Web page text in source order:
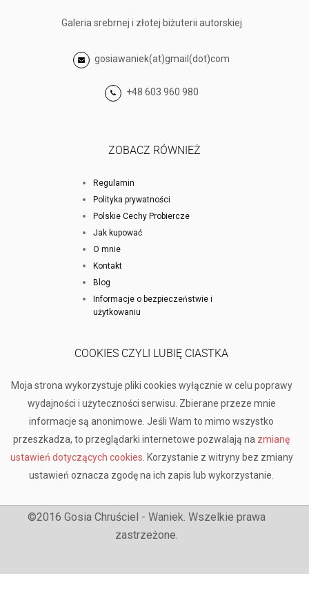
Galeria srebrnej i złotej biżuterii autorskiej
gosiawaniek(at)gmail(dot)com
+48 603 960 980
ZOBACZ RÓWNIEŻ
Regulamin
Polityka prywatności
Polskie Cechy Probiercze
Jak kupować
O mnie
Kontakt
Blog
Informacje o bezpieczeństwie i
użytkowaniu
COOKIES CZYLI LUBIĘ CIASTKA
Moja strona wykorzystuje pliki cookies wyłącznie w celu poprawy
wydajności i użyteczności serwisu. Zbierane przeze mnie
informacje są anonimowe. Jeśli Wam to mimo wszystko
przeszkadza, to przeglądarki internetowe pozwalają na zmianę
ustawień dotyczących cookies . Korzystanie z witryny bez zmiany
ustawień oznacza zgodę na ich zapis lub wykorzystanie.
©2016 Gosia Chruściel - Waniek. Wszelkie prawa
zastrzeżone.